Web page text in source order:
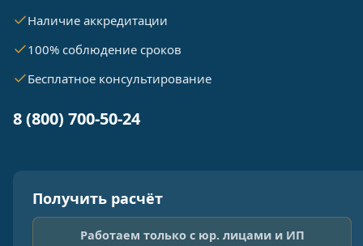
Наличие аккредитации
100% соблюдение сроков
Бесплатное консультирование
8 (800) 700-50-24
Получить расчёт
Работаем только с юр. лицами и ИП